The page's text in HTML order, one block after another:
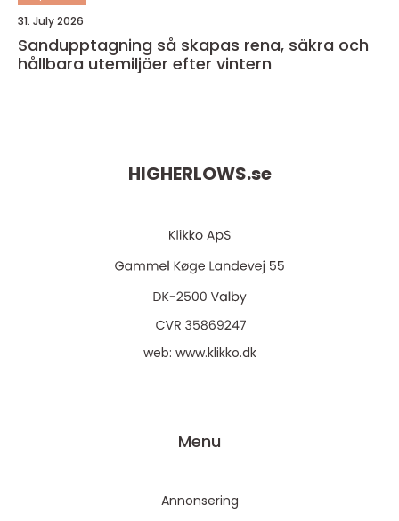
31. July 2026
Sandupptagning så skapas rena, säkra och
hållbara utemiljöer efter vintern
HIGHERLOWS.se
web: www.klikko.dk
Menu
Annonsering